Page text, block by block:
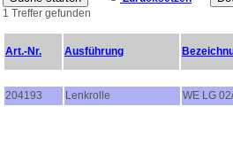
1 Treffer gefunden
Art.-Nr. Ausführung
204193 Lenkrolle WE LG